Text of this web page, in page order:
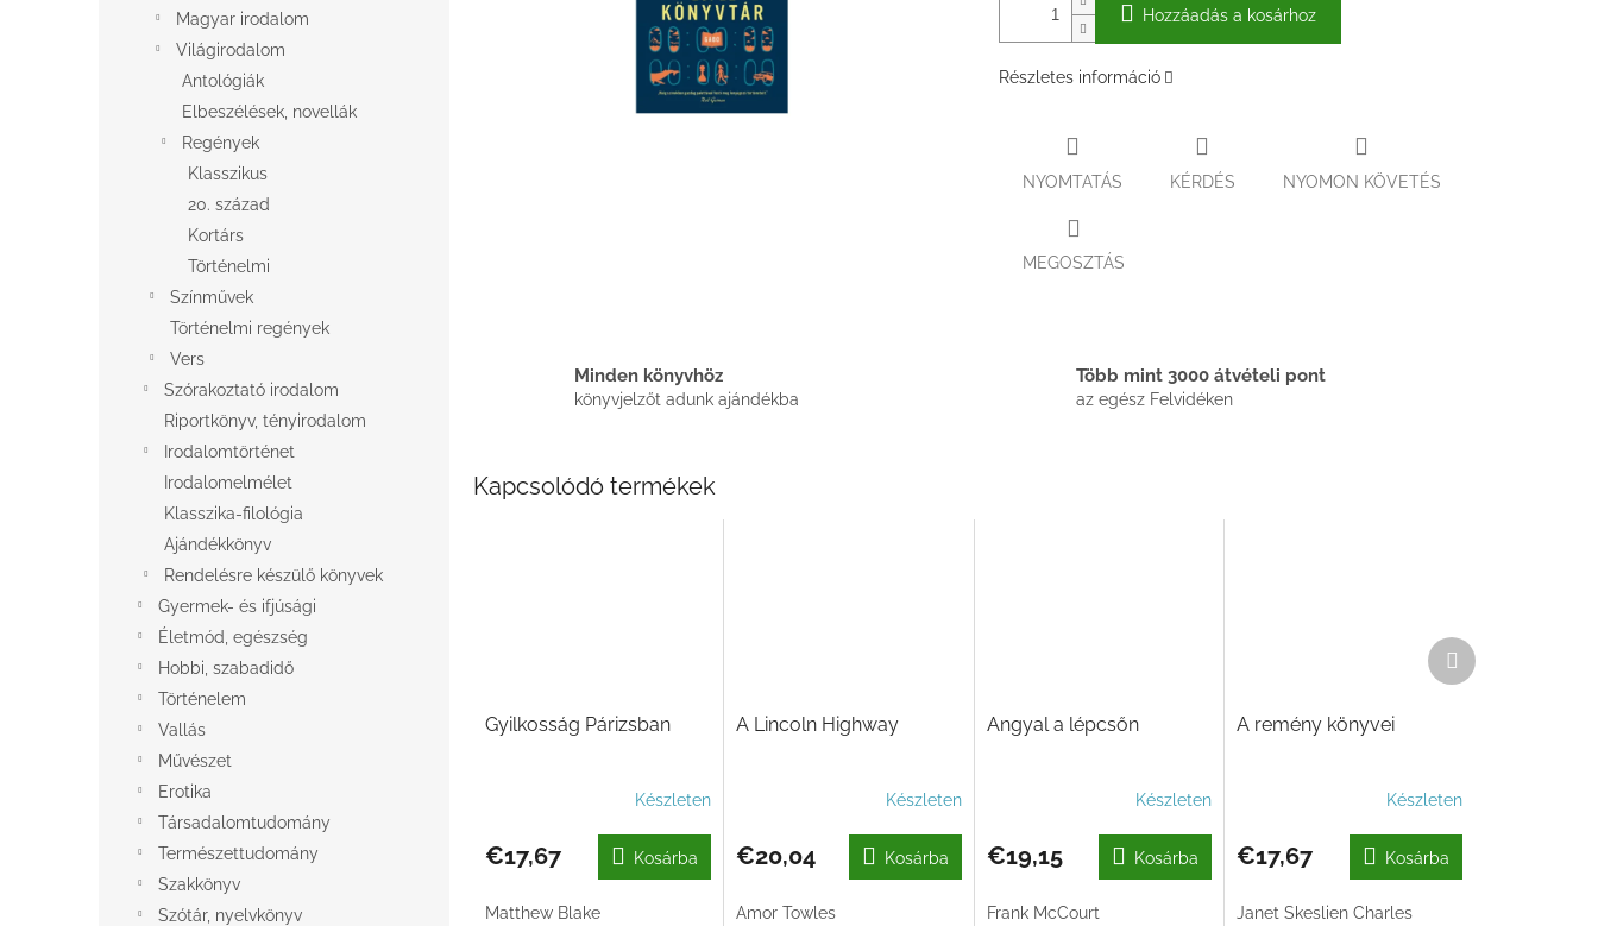
Magyar irodalom
Világirodalom
Antológiák
Elbeszélések, novellák
Regények
Klasszikus
20. század
Kortárs
Történelmi
Színművek
Történelmi regények
Vers
Szórakoztató irodalom
Riportkönyv, tényirodalom
Irodalomtörténet
Irodalomelmélet
Klasszika-filológia
Ajándékkönyv
Rendelésre készülő könyvek
Gyermek- és ifjúsági
Életmód, egészség
Hobbi, szabadidő
Történelem
Vallás
Művészet
Erotika
Társadalomtudomány
Természettudomány
Szakkönyv
Szótár, nyelvkönyv
Hozzáadás a kosárhoz
Részletes információ
NYOMTATÁS KÉRDÉS NYOMON KÖVETÉS
MEGOSZTÁS
Minden könyvhöz
könyvjelzőt adunk ajándékba
Több mint 3000 átvételi pont
az egész Felvidéken
Kapcsolódó termékek
Gyilkosság Párizsban
Készleten
€17,67 Kosárba
Matthew Blake
A Lincoln Highway
Készleten
€20,04 Kosárba
Amor Towles
Angyal a lépcsőn
Készleten
€19,15 Kosárba
Frank McCourt
A remény könyvei
Készleten
€17,67 Kosárba
Janet Skeslien Charles
Következő
termék